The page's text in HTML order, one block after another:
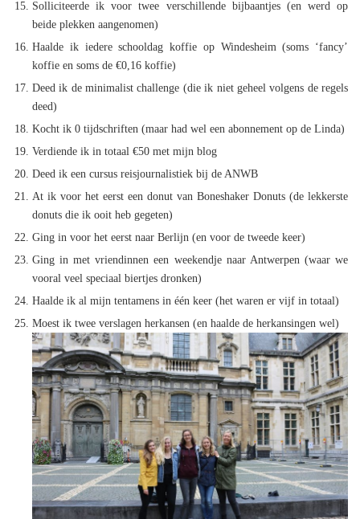
Solliciteerde ik voor twee verschillende bijbaantjes (en werd op
beide plekken aangenomen)
Haalde ik iedere schooldag koffie op Windesheim (soms ‘fancy’
koffie en soms de €0,16 koffie)
Deed ik de minimalist challenge (die ik niet geheel volgens de regels
deed)
Kocht ik 0 tijdschriften (maar had wel een abonnement op de Linda)
Verdiende ik in totaal €50 met mijn blog
Deed ik een cursus reisjournalistiek bij de ANWB
At ik voor het eerst een donut van Boneshaker Donuts (de lekkerste
donuts die ik ooit heb gegeten)
Ging in voor het eerst naar Berlijn (en voor de tweede keer)
Ging in met vriendinnen een weekendje naar Antwerpen (waar we
vooral veel speciaal biertjes dronken)
Haalde ik al mijn tentamens in één keer (het waren er vijf in totaal)
Moest ik twee verslagen herkansen (en haalde de herkansingen wel)